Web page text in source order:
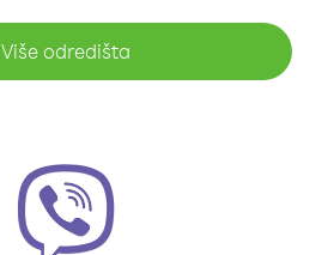
Više odredišta